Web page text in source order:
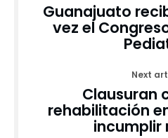
Guanajuato
vez el
Next
Clausuran
rehabilitación
incumplir